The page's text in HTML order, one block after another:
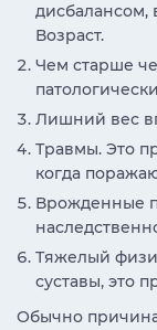
дисбалансом,
Возраст.
Чем старше
Лишний вес
Травмы. Это
когда
Врожденные
Тяжелый
суставы, это
Обычно